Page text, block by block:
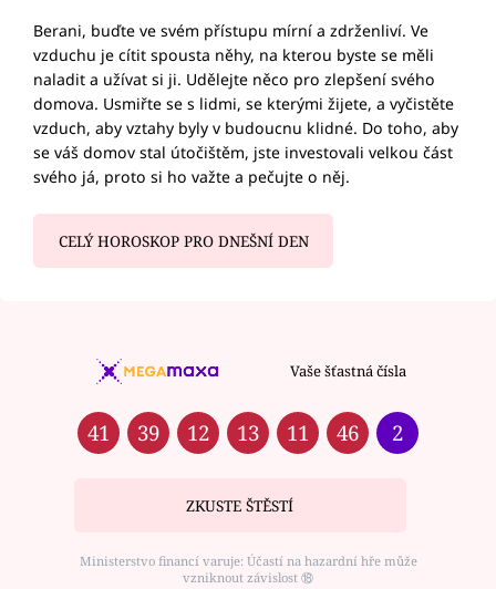
Berani, buďte ve svém přístupu mírní a zdrženliví. Ve
vzduchu je cítit spousta něhy, na kterou byste se měli
naladit a užívat si ji. Udělejte něco pro zlepšení svého
domova. Usmiřte se s lidmi, se kterými žijete, a vyčistěte
vzduch, aby vztahy byly v budoucnu klidné. Do toho, aby
se váš domov stal útočištěm, jste investovali velkou část
svého já, proto si ho važte a pečujte o něj.
CELÝ HOROSKOP PRO DNEŠNÍ DEN
Vaše šťastná čísla
41 39 12 13 11 46 2
ZKUSTE ŠTĚSTÍ
Ministerstvo financí varuje: Účastí na hazardní hře může
vzniknout závislost ⑱